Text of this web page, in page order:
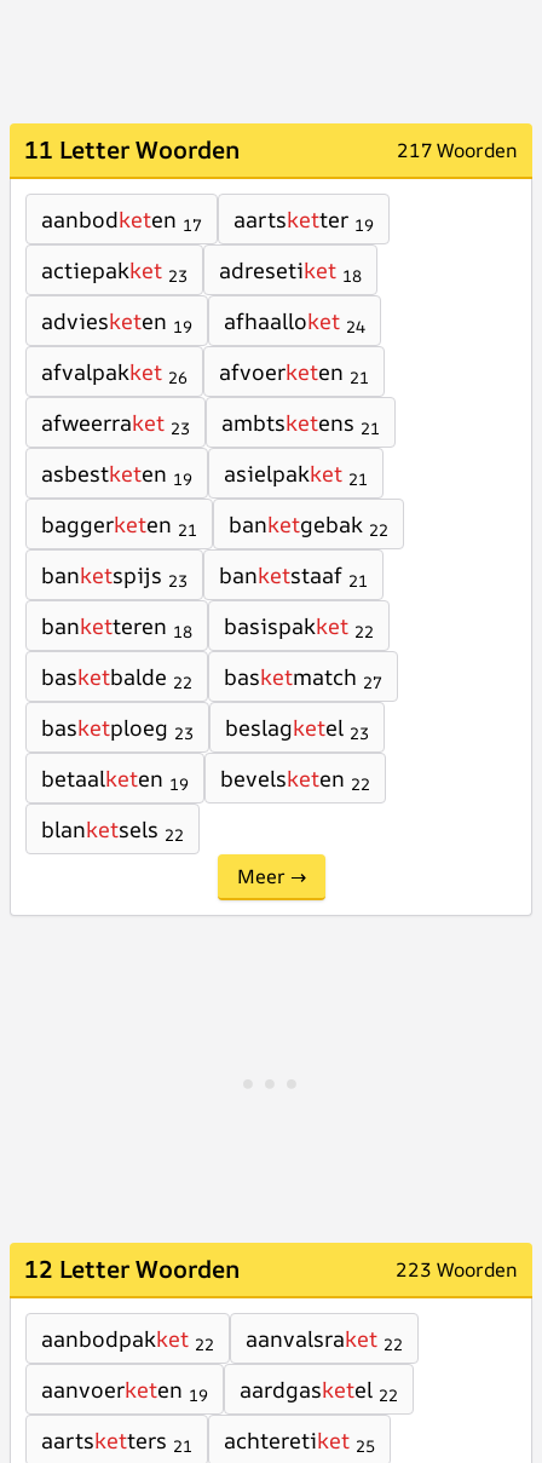
11 Letter Woorden 217 Woorden
aanbodketen 17 aartsketter 19
actiepakket 23 adresetiket 18
adviesketen 19 afhaalloket 24
afvalpakket 26 afvoerketen 21
afweerraket 23 ambtsketens 21
asbestketen 19 asielpakket 21
baggerketen 21 banketgebak 22
banketspijs 23 banketstaaf 21
banketteren 18 basispakket 22
basketbalde 22 basketmatch 27
basketploeg 23 beslagketel 23
betaalketen 19 bevelsketen 22
blanketsels 22
Meer →
12 Letter Woorden 223 Woorden
aanbodpakket 22 aanvalsraket 22
aanvoerketen 19 aardgasketel 22
aartsketters 21 achteretiket 25